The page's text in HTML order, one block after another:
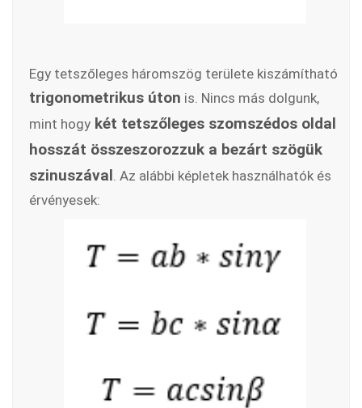
Egy tetszőleges háromszög területe kiszámítható
trigonometrikus úton is. Nincs más dolgunk,
mint hogy két tetszőleges szomszédos oldal
hosszát összeszorozzuk a bezárt szögük
szinuszával. Az alábbi képletek használhatók és
érvényesek: